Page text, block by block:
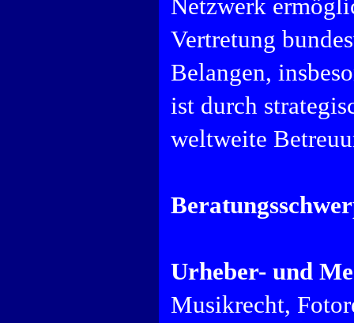
Netzwerk
Vertretung
Belangen,
ist durch
weltweite
Urheber- und
Musikrecht,